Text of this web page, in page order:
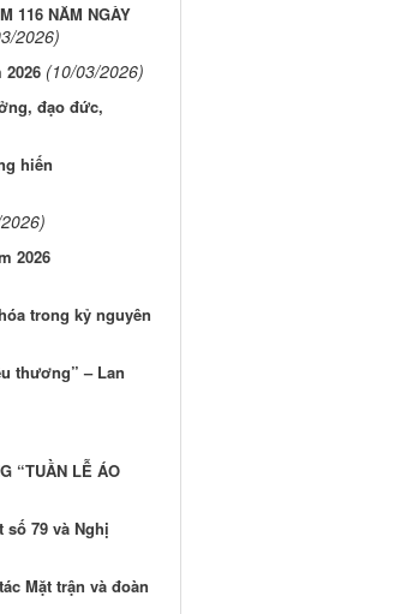
116 NĂM NGÀY
2026)
(10/03/2026)
đạo đức,
hiến
2026
trong kỷ nguyên
thương” – Lan
“TUẦN LỄ ÁO
79 và Nghị
Mặt trận và đoàn